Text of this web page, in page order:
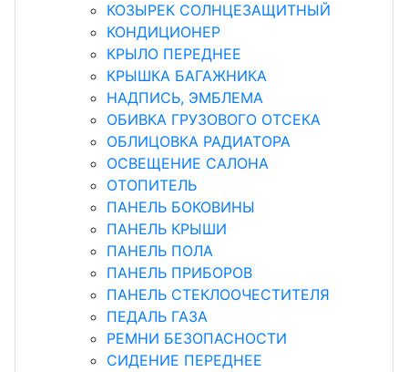
КОЗЫРЕК СОЛНЦЕЗАЩИТНЫЙ
КОНДИЦИОНЕР
КРЫЛО ПЕРЕДНЕЕ
КРЫШКА БАГАЖНИКА
НАДПИСЬ, ЭМБЛЕМА
ОБИВКА ГРУЗОВОГО ОТСЕКА
ОБЛИЦОВКА РАДИАТОРА
ОСВЕЩЕНИЕ САЛОНА
ОТОПИТЕЛЬ
ПАНЕЛЬ БОКОВИНЫ
ПАНЕЛЬ КРЫШИ
ПАНЕЛЬ ПОЛА
ПАНЕЛЬ ПРИБОРОВ
ПАНЕЛЬ СТЕКЛООЧЕСТИТЕЛЯ
ПЕДАЛЬ ГАЗА
РЕМНИ БЕЗОПАСНОСТИ
СИДЕНИЕ ПЕРЕДНЕЕ